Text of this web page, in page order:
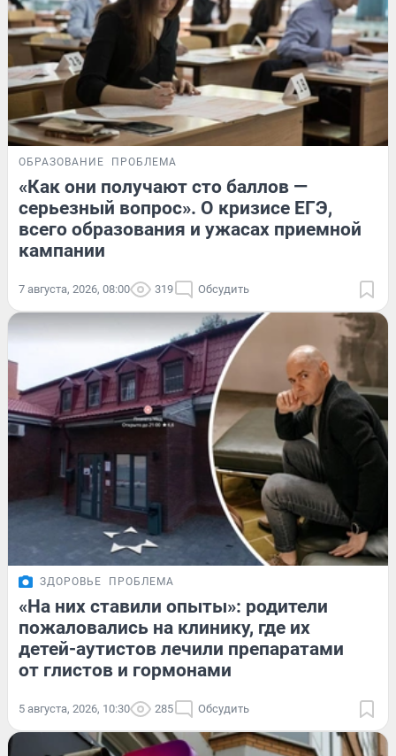
ОБРАЗОВАНИЕ ПРОБЛЕМА
«Как они получают сто баллов —
серьезный вопрос». О кризисе ЕГЭ,
всего образования и ужасах приемной
кампании
7 августа, 2026, 08:00 319 Обсудить
ЗДОРОВЬЕ ПРОБЛЕМА
«На них ставили опыты»: родители
пожаловались на клинику, где их
детей-аутистов лечили препаратами
от глистов и гормонами
5 августа, 2026, 10:30 285 Обсудить